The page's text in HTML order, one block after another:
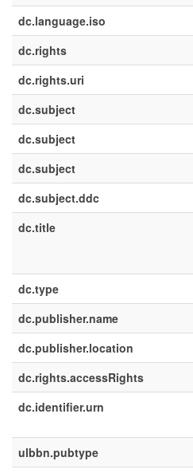
dc.language.iso
dc.rights
dc.rights.uri
dc.subject
dc.subject
dc.subject
dc.subject.ddc
dc.title
dc.type
dc.publisher.name
dc.publisher.location
dc.rights.accessRights
dc.identifier.urn
ulbbn.pubtype